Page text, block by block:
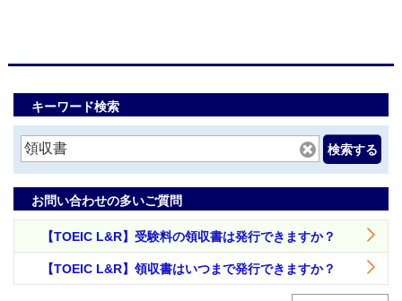
キーワード検索
検索する
お問い合わせの多いご質問
【TOEIC L&R】受験料の領収書は発行できますか？
【TOEIC L&R】領収書はいつまで発行できますか？